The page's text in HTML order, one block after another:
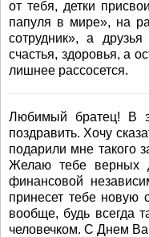
от тебя, детки
папуля в мире», на
сотрудник», а
счастья, здоровья, а
лишнее рассосется.
Любимый братец! В
поздравить. Хочу
подарили мне такого
Желаю тебе верных
финансовой
принесет тебе новую
вообще, будь всегда
человечком. С Днем